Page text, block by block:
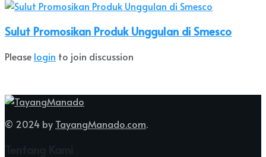
Sulut Promosikan Produk Unggulan di Smesco
Please login to join discussion
© 2024 by TayangManado.com.